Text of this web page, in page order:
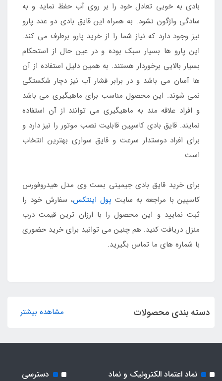
بادی به خوبی تعادل خود را بر روی آب حفظ نماید و به
سادگی واژگون نشود. به همراه این قایق بادی دو عدد پارو
نیز وجود دارد که نیاز شما را از خرید پارو برطرف می کند.
این پارو ها بسیار سبک بوده و در عین حال از استحکام
بسیار بالایی برخوردار هستند. به همین دلیل استفاده از آن
ها آسان می باشد و در برابر فشار آب نیز دچار شکستگی
نمی شوند. این محصول مناسب برای ماهیگیری می باشد
و افراد علاقه مند به ماهیگیری می توانند از آن استفاده
نمایند. قایق بادی کاسپین قابلیت نصب موتور را نیز دارد و
برای افراد دوستدار سرعت و قایق سواری بهترین انتخاب
است.
برای خرید قایق بادی جیمینی بست وی مدل هیدروفورس
کاسپین با مراجعه به سایت پول اینتکس، سفارش خود را
ثبت نمایید و این محصول را با ارزان ترین قیمت درب
منزل دریافت کنید. هم چنین می توانید برای خرید حضوری
با شماره های ما تماس بگیرید.
دسته بندی محصولات مشاهده بیشتر
نماد اعتماد الکترونیک و نماد
دسترسی